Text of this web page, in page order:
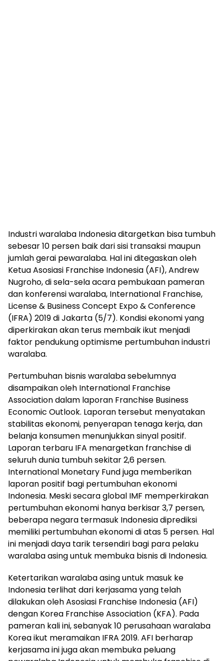
Industri waralaba Indonesia ditargetkan bisa tumbuh
sebesar 10 persen baik dari sisi transaksi maupun
jumlah gerai pewaralaba. Hal ini ditegaskan oleh
Ketua Asosiasi Franchise Indonesia (AFI), Andrew
Nugroho, di sela-sela acara pembukaan pameran
dan konferensi waralaba, International Franchise,
License & Business Concept Expo & Conference
(IFRA) 2019 di Jakarta (5/7). Kondisi ekonomi yang
diperkirakan akan terus membaik ikut menjadi
faktor pendukung optimisme pertumbuhan industri
waralaba.
Pertumbuhan bisnis waralaba sebelumnya
disampaikan oleh International Franchise
Association dalam laporan Franchise Business
Economic Outlook. Laporan tersebut menyatakan
stabilitas ekonomi, penyerapan tenaga kerja, dan
belanja konsumen menunjukkan sinyal positif.
Laporan terbaru IFA menargetkan franchise di
seluruh dunia tumbuh sekitar 2,6 persen.
International Monetary Fund juga memberikan
laporan positif bagi pertumbuhan ekonomi
Indonesia. Meski secara global IMF memperkirakan
pertumbuhan ekonomi hanya berkisar 3,7 persen,
beberapa negara termasuk Indonesia diprediksi
memiliki pertumbuhan ekonomi di atas 5 persen. Hal
ini menjadi daya tarik tersendiri bagi para pelaku
waralaba asing untuk membuka bisnis di Indonesia.
Ketertarikan waralaba asing untuk masuk ke
Indonesia terlihat dari kerjasama yang telah
dilakukan oleh Asosiasi Franchise Indonesia (AFI)
dengan Korea Franchise Association (KFA). Pada
pameran kali ini, sebanyak 10 perusahaan waralaba
Korea ikut meramaikan IFRA 2019. AFI berharap
kerjasama ini juga akan membuka peluang